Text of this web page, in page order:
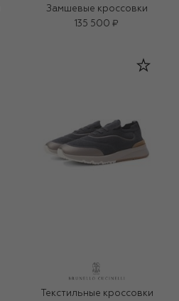
Замшевые кроссовки
135 500 ₽
Текстильные кроссовки